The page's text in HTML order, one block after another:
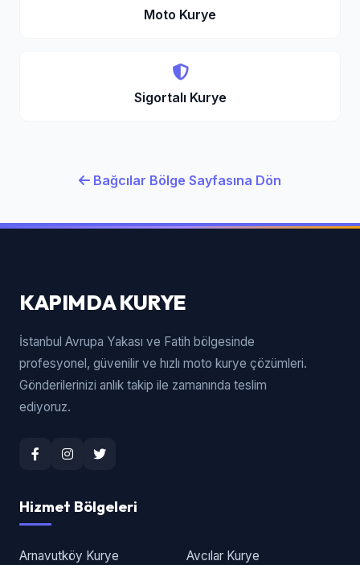
Moto Kurye
Sigortalı Kurye
Bağcılar Bölge Sayfasına Dön
KAPIMDA KURYE
İstanbul Avrupa Yakası ve Fatih bölgesinde
profesyonel, güvenilir ve hızlı moto kurye çözümleri.
Gönderilerinizi anlık takip ile zamanında teslim
ediyoruz.
Hizmet Bölgeleri
Arnavutköy Kurye
Avcılar Kurye